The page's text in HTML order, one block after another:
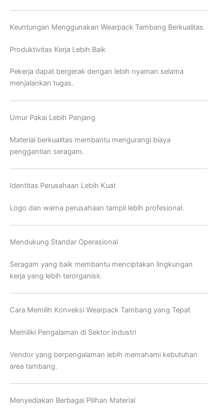
Keuntungan Menggunakan Wearpack Tambang Berkualitas
Produktivitas Kerja Lebih Baik
Pekerja dapat bergerak dengan lebih nyaman selama
menjalankan tugas.
Umur Pakai Lebih Panjang
Material berkualitas membantu mengurangi biaya
penggantian seragam.
Identitas Perusahaan Lebih Kuat
Logo dan warna perusahaan tampil lebih profesional.
Mendukung Standar Operasional
Seragam yang baik membantu menciptakan lingkungan
kerja yang lebih terorganisir.
Cara Memilih Konveksi Wearpack Tambang yang Tepat
Memiliki Pengalaman di Sektor Industri
Vendor yang berpengalaman lebih memahami kebutuhan
area tambang.
Menyediakan Berbagai Pilihan Material